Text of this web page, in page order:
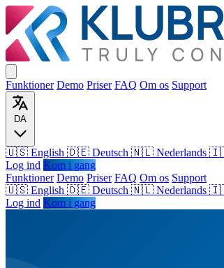
Funktioner Demo Priser FAQ Om os Support
DA
🇺🇸 English 🇩🇪 Deutsch 🇳🇱 Nederlands
Log ind Kom i gang
Funktioner Demo Priser FAQ Om os Support
🇺🇸 English 🇩🇪 Deutsch 🇳🇱 Nederlands
Log ind Kom i gang